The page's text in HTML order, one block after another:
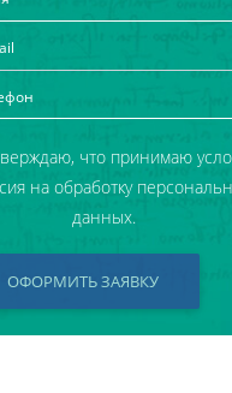
что принимаю
на обработку
данных.
ОФОРМИТЬ ЗАЯВКУ